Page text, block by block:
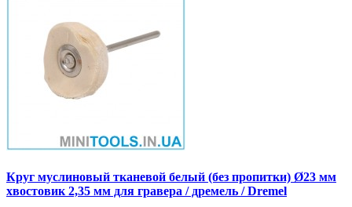
Круг муслиновый тканевой белый (без пропитки) Ø23 мм
хвостовик 2,35 мм для гравера / дремель / Dremel